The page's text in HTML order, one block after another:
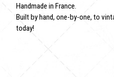
Handmade in France.
Built by hand, one-by-one, to
today!